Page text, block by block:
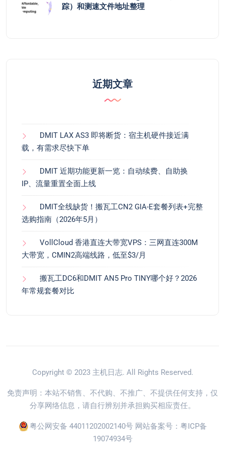
踪）和测速文件地址整理
近期文章
DMIT LAX AS3 即将断货：宿主机硬件接近满
载，有需求尽快下单
DMIT 近期功能更新一览：自动续费、自助换
IP、流量重置全面上线
DMIT全线缺货！搬瓦工CN2 GIA-E套餐列表+完整
选购指南（2026年5月）
VollCloud 香港直连大带宽VPS：三网直连300M
大带宽，CMIN2高端线路，低至$3/月
搬瓦工DC6和DMIT AN5 Pro TINY哪个好？2026
年常规套餐对比
Copyright © 2023 主机日志. All Rights Reserved.
免责声明：本站不销售、不代购、不推广、不提供任何支持，仅
分享网络信息，请自行辨别并承担购买相应责任。
粤公网安备 44011202002140号 网站备案号： 粤ICP备
19074934号